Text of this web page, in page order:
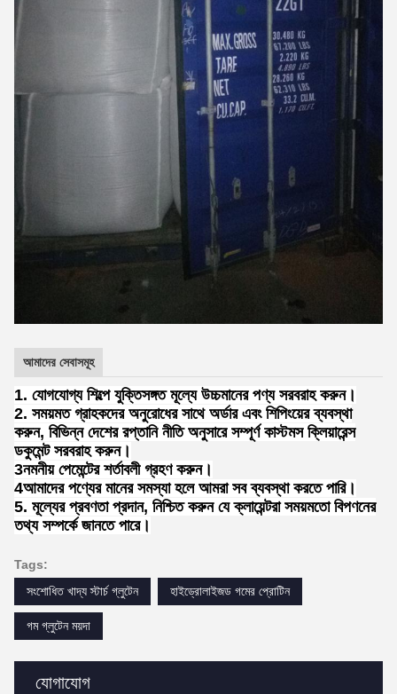
যোগাযোগ
আমাদের সেবাসমূহ
1. যোগযোগ্য শিল্পে যুক্তিসঙ্গত মূল্যে উচ্চমানের পণ্য সরবরাহ করুন।
2. সময়মত গ্রাহকদের অনুরোধের সাথে অর্ডার এবং শিপিংয়ের ব্যবস্থা
করুন, বিভিন্ন দেশের রপ্তানি নীতি অনুসারে সম্পূর্ণ কাস্টমস ক্লিয়ারেন্স
ডকুমেন্ট সরবরাহ করুন।
3নমনীয় পেমেন্টের শর্তাবলী গ্রহণ করুন।
4আমাদের পণ্যের মানের সমস্যা হলে আমরা সব ব্যবস্থা করতে পারি।
5. মূল্যের প্রবণতা প্রদান, নিশ্চিত করুন যে ক্লায়েন্টরা সময়মতো বিপণনের
তথ্য সম্পর্কে জানতে পারে।
Tags:
সংশোধিত খাদ্য স্টার্চ গ্লুটেন
হাইড্রোলাইজড গমের প্রোটিন
গম গ্লুটেন ময়দা